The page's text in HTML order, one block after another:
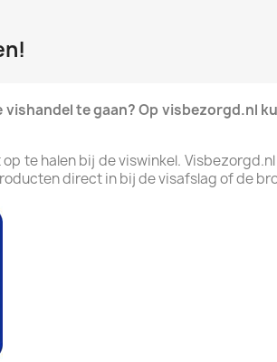
te gaan? Op visbezorgd.nl
te halen bij de viswinkel.
direct in bij de visafslag of de